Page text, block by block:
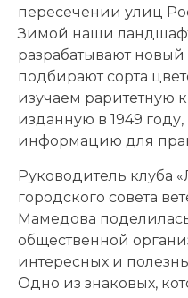
пересечении улиц
Зимой наши
разрабатывают
подбирают сорта
изучаем раритетную
изданную в 1949
информацию для
Руководитель клуба
городского совета
Мамедова
общественной
интересных и
Одно из знаковых,